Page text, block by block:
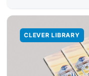
CLEVER LIBRARY